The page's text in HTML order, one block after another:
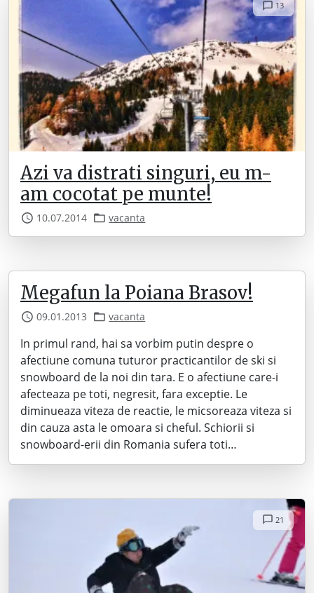
13
Azi va distrati singuri, eu m-
am cocotat pe munte!
10.07.2014 vacanta
Megafun la Poiana Brasov!
09.01.2013 vacanta
In primul rand, hai sa vorbim putin despre o
afectiune comuna tuturor practicantilor de ski si
snowboard de la noi din tara. E o afectiune care-i
afecteaza pe toti, negresit, fara exceptie. Le
diminueaza viteza de reactie, le micsoreaza viteza si
din cauza asta le omoara si cheful. Schiorii si
snowboard-erii din Romania sufera toti…
21